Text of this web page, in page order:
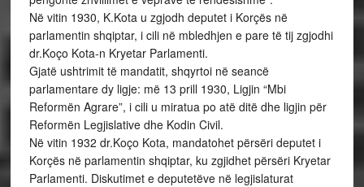
Në vitin 1930, K.Kota u zgjodh deputet i Korçës në
parlamentin shqiptar, i cili në mbledhjen e pare të tij zgjodhi
dr.Koço Kota-n Kryetar Parlamenti.
Gjatë ushtrimit të mandatit, shqyrtoi në seancë
parlamentare dy ligje: më 13 prill 1930, Ligjin “Mbi
Reformën Agrare”, i cili u miratua po atë ditë dhe ligjin për
Reformën Legjislative dhe Kodin Civil.
Në vitin 1932 dr.Koço Kota, mandatohet përsëri deputet i
Korçës në parlamentin shqiptar, ku zgjidhet përsëri Kryetar
Parlamenti. Diskutimet e deputetëve në legjislaturat